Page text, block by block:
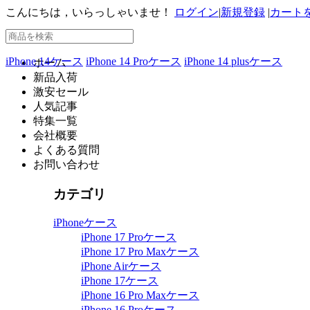
こんにちは，いらっしゃいませ！ ログイン|新規登録 |カート
iPhone 14ケース iPhone 14 Proケース iPhone 14 plusケース
ホーム
新品入荷
激安セール
人気記事
特集一覧
会社概要
よくある質問
お問い合わせ
カテゴリ
iPhoneケース
iPhone 17 Proケース
iPhone 17 Pro Maxケース
iPhone Airケース
iPhone 17ケース
iPhone 16 Pro Maxケース